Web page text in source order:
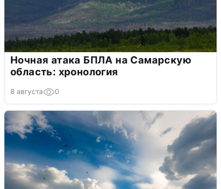
Ночная атака БПЛА на Самарскую
область: хронология
8 августа 0